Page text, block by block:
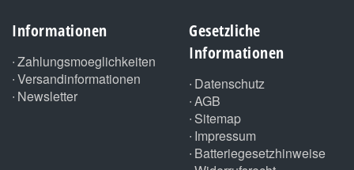
Informationen
Zahlungsmoeglichkeiten
Versandinformationen
Newsletter
Gesetzliche
Informationen
Datenschutz
AGB
Sitemap
Impressum
Batteriegesetzhinweise